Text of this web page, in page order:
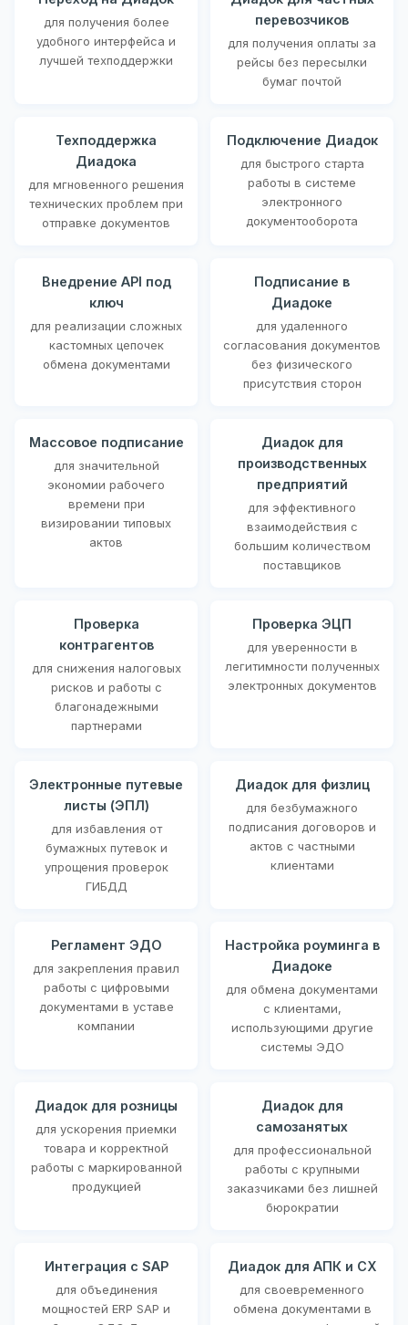
для получения более
удобного интерфейса и
лучшей техподдержки
перевозчиков
для получения оплаты за
рейсы без пересылки
бумаг почтой
Техподдержка
Диадока
для мгновенного решения
технических проблем при
отправке документов
Подключение Диадок
для быстрого старта
работы в системе
электронного
документооборота
Внедрение API под
ключ
для реализации сложных
кастомных цепочек
обмена документами
Подписание в
Диадоке
для удаленного
согласования документов
без физического
присутствия сторон
Массовое подписание
для значительной
экономии рабочего
времени при
визировании типовых
актов
Диадок для
производственных
предприятий
для эффективного
взаимодействия с
большим количеством
поставщиков
Проверка
контрагентов
для снижения налоговых
рисков и работы с
благонадежными
партнерами
Проверка ЭЦП
для уверенности в
легитимности полученных
электронных документов
Электронные путевые
листы (ЭПЛ)
для избавления от
бумажных путевок и
упрощения проверок
ГИБДД
Диадок для физлиц
для безбумажного
подписания договоров и
актов с частными
клиентами
Регламент ЭДО
для закрепления правил
работы с цифровыми
документами в уставе
компании
Настройка роуминга в
Диадоке
для обмена документами
с клиентами,
использующими другие
системы ЭДО
Диадок для розницы
для ускорения приемки
товара и корректной
работы с маркированной
продукцией
Диадок для
самозанятых
для профессиональной
работы с крупными
заказчиками без лишней
бюрократии
Интеграция с SAP
для объединения
мощностей ERP SAP и
Диадок для АПК и СХ
для своевременного
обмена документами в